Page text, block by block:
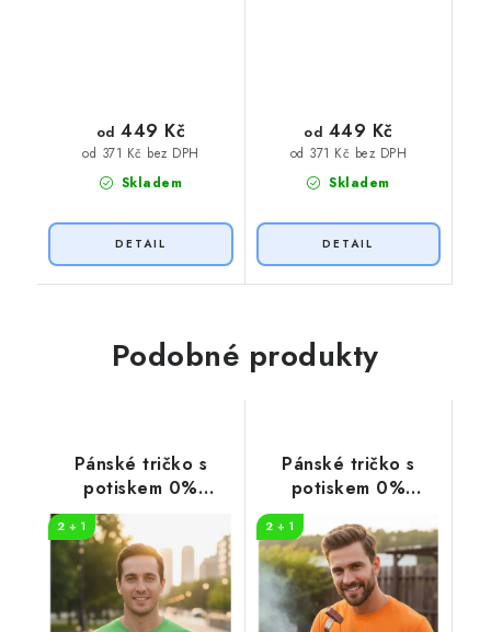
Skladem
od 371 Kč bez DPH
od 449 Kč
Skladem
od 371 Kč bez DPH
od 449 Kč
Podobné produkty
Pánské tričko s
potiskem 0%
VEGAN
2 + 1
Pánské tričko s
potiskem 0%
VEGAN zelený
potisk
2 + 1